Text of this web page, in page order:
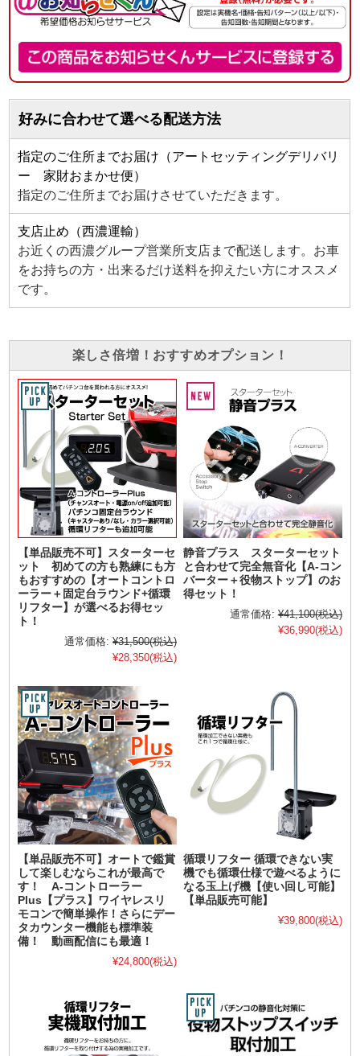
好みに合わせて選べる配送方法
指定のご住所までお届け（アートセッティングデリバリ
ー 家財おまかせ便）
指定のご住所までお届けさせていただきます。
支店止め（西濃運輸）
お近くの西濃グループ営業所支店まで配送します。お車
をお持ちの方・出来るだけ送料を抑えたい方にオススメ
です。
楽しさ倍増！おすすめオプション！
【単品販売不可】スターターセ
ット 初めての方も熟練にも方
もおすすめの【オートコントロ
ーラー＋固定台ラウンド+循環
リフター】が選べるお得セッ
ト！
通常価格: ¥31,500(税込)
¥28,350(税込)
静音プラス スターターセット
と合わせて完全無音化【A-コン
バーター＋役物ストップ】のお
得セット！
通常価格: ¥41,100(税込)
¥36,990(税込)
【単品販売不可】オートで鑑賞
して楽しむならこれが最高で
す！ A-コントローラー
Plus【プラス】ワイヤレスリ
モコンで簡単操作！さらにデー
タカウンター機能も標準装
備！ 動画配信にも最適！
¥24,800(税込)
循環リフター 循環できない実
機でも循環仕様で遊べるように
なる玉上げ機【使い回し可能】
【単品販売可能】
¥39,800(税込)